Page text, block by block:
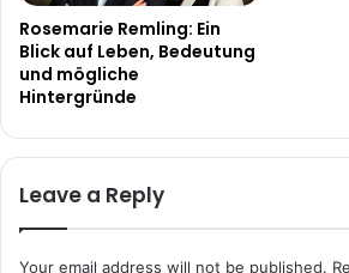
Rosemarie Remling: Ein
Blick auf Leben, Bedeutung
und mögliche
Hintergründe
Leave a Reply
Your email address will not be published.